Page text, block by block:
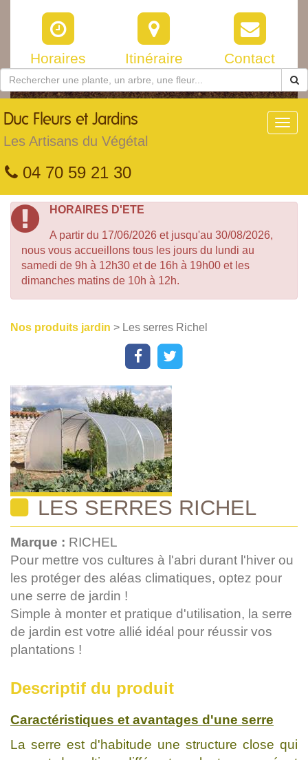
Horaires Itinéraire Contact
Duc Fleurs et Jardins
Les Artisans du Végétal
04 70 59 21 30
HORAIRES D'ETE
A partir du 17/06/2026 et jusqu'au 30/08/2026,
nous vous accueillons tous les jours du lundi au
samedi de 9h à 12h30 et de 16h à 19h00 et les
dimanches matins de 10h à 12h.
Nos produits jardin > Les serres Richel
LES SERRES RICHEL
Marque : RICHEL
Pour mettre vos cultures à l'abri durant l'hiver ou
les protéger des aléas climatiques, optez pour
une serre de jardin !
Simple à monter et pratique d'utilisation, la serre
de jardin est votre allié idéal pour réussir vos
plantations !
Descriptif du produit
Caractéristiques et avantages d'une serre
La serre est d'habitude une structure close qui